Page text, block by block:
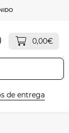
0,00€
de entrega